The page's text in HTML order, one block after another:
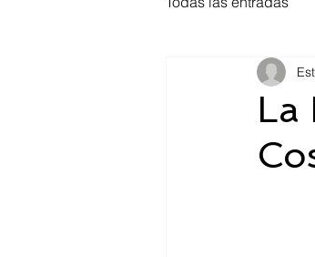
Big Data
La